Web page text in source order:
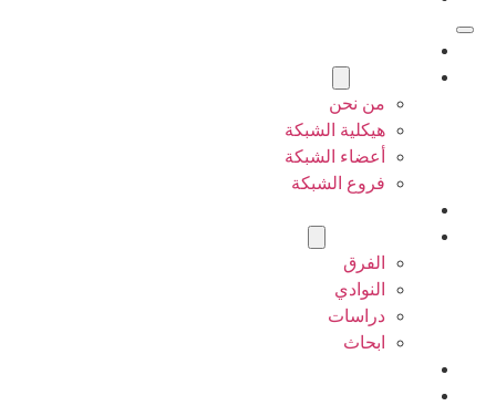
من نحن
هيكلية الشبكة
أعضاء الشبكة
فروع الشبكة
الفرق
النوادي
دراسات
ابحاث